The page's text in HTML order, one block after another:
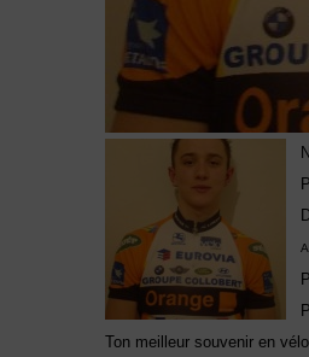
Ton meilleur souvenir en